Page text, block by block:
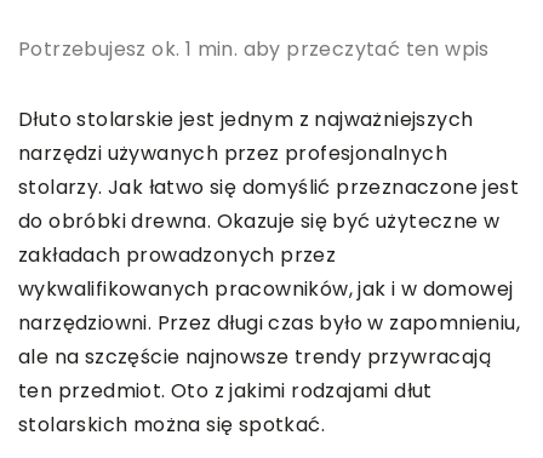
Potrzebujesz ok. 1 min. aby przeczytać ten wpis
Dłuto stolarskie jest jednym z najważniejszych
narzędzi używanych przez profesjonalnych
stolarzy. Jak łatwo się domyślić przeznaczone jest
do obróbki drewna. Okazuje się być użyteczne w
zakładach prowadzonych przez
wykwalifikowanych pracowników, jak i w domowej
narzędziowni. Przez długi czas było w zapomnieniu,
ale na szczęście najnowsze trendy przywracają
ten przedmiot. Oto z jakimi rodzajami dłut
stolarskich można się spotkać.